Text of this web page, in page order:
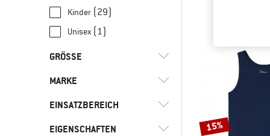
Kinder (29)
Unisex (1)
GRÖSSE
XXS
XL XXL 3XL
MARKE
EINSATZBEREICH
Alltag(10)
EIGENSCHAFTEN 15%